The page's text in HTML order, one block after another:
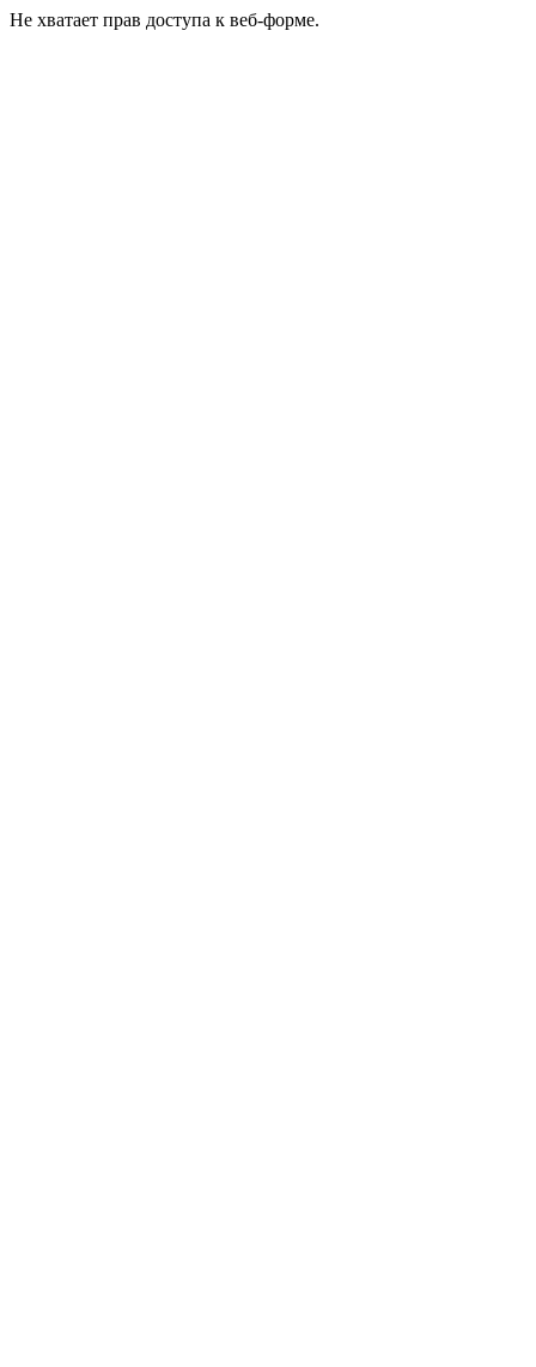
Не хватает прав доступа к веб-форме.